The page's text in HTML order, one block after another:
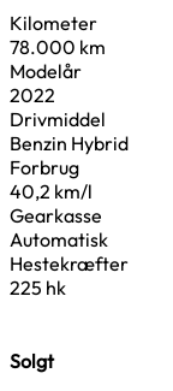
Kilometer
78.000 km
Modelår
2022
Drivmiddel
Benzin Hybrid
Forbrug
40,2 km/l
Gearkasse
Automatisk
Hestekræfter
225 hk
Solgt